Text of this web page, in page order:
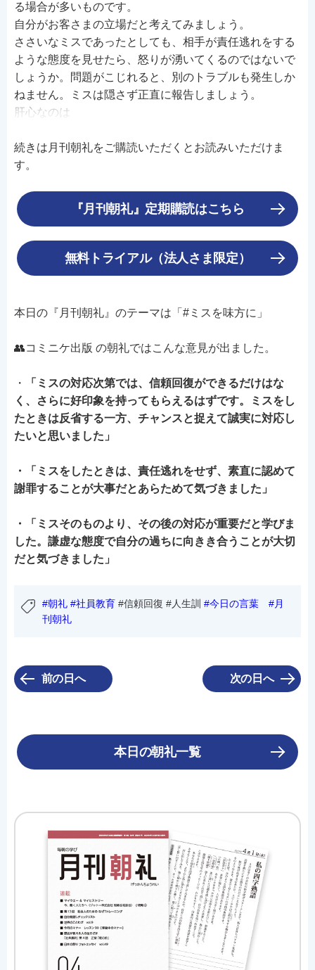
る場合が多いものです。
自分がお客さまの立場だと考えてみましょう。
ささいなミスであったとしても、相手が責任逃れをする
ような態度を見せたら、怒りが湧いてくるのではないで
しょうか。問題がこじれると、別のトラブルも発生しか
ねません。ミスは隠さず正直に報告しましょう。
肝心なのは
続きは月刊朝礼をご購読いただくとお読みいただけま
す。
『月刊朝礼』定期購読はこちら
無料トライアル（法人さま限定）
本日の『月刊朝礼』のテーマは「#ミスを味方に」
👥コミニケ出版 の朝礼ではこんな意見が出ました。
・
「ミスの対応次第では、信頼回復ができるだけはな
く、さらに好印象を持ってもらえるはずです。ミスをし
たときは反省する一方、チャンスと捉えて誠実に対応し
たいと思いました」
・「ミスをしたときは、責任逃れをせず、素直に認めて
謝罪することが大事だとあらためて気づきました」
・「ミスそのものより、その後の対応が重要だと学びま
した。謙虚な態度で自分の過ちに向きき合うことが大切
だと気づきました」
#朝礼 #社員教育 #信頼回復 #人生訓 #今日の言葉
#月
刊朝礼
前の日へ 次の日へ
本日の朝礼一覧